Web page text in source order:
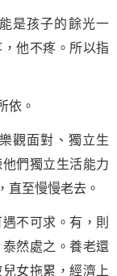
是孩子的餘光一
他不疼。所以指
依。
樂觀面對、獨立生
們獨立生活能力
直至慢慢老去。
不可求。有，則
然處之。養老還
女拖累，經濟上